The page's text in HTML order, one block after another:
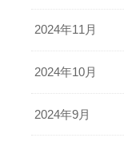
2024年11月
2024年10月
2024年9月